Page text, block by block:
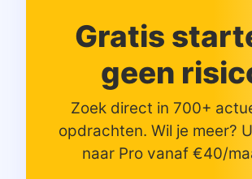
Gratis
geen
Zoek direct in 700+
opdrachten. Wil je meer?
naar Pro vanaf €40/